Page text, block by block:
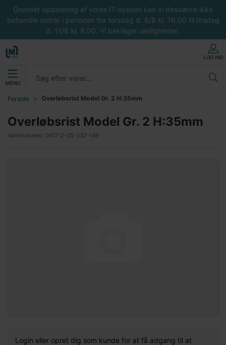
Grundet opdatering af vores IT-system kan vi desværre ikke
behandle ordrer i perioden fra torsdag d. 6/8 kl. 16.00 til tirsdag
d. 11/8 kl. 8.00. Vi beklager ulejligheden.
LOG IND
MENU
Forside Overløbsrist Model Gr. 2 H:35mm
Overløbsrist Model Gr. 2 H:35mm
Varenummer: 0417-2-35-332-149
Login eller opret dig som kunde for at få adgang til at